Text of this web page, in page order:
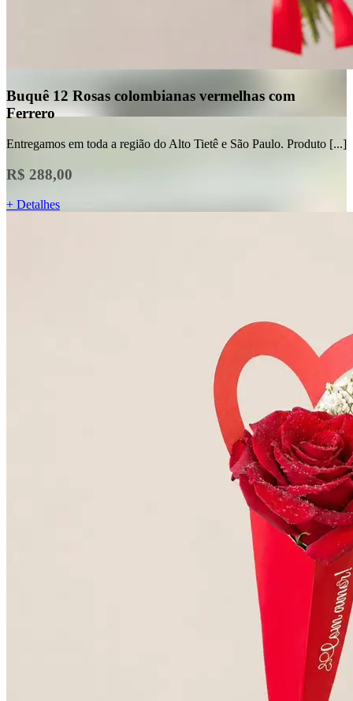
Buquê 12 Rosas colombianas vermelhas com
Ferrero
Entregamos em toda a região do Alto Tietê e São Paulo. Produto [...]
R$ 288,00
+ Detalhes